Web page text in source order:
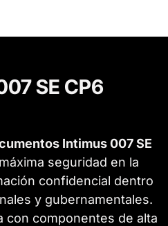
SE CP6
Intimus 007 SE
seguridad en la
confidencial dentro
y gubernamentales.
con componentes de alta